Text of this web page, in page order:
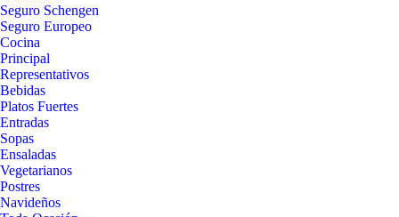
Seguro Schengen
Seguro Europeo
Cocina
Principal
Representativos
Bebidas
Platos Fuertes
Entradas
Sopas
Ensaladas
Vegetarianos
Postres
Navideños